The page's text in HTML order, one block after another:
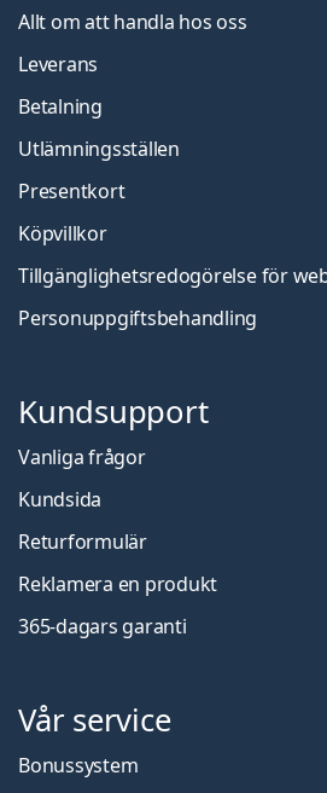
Allt om att handla hos oss
Leverans
Betalning
Utlämningsställen
Presentkort
Köpvillkor
Tillgänglighetsredogörelse för
Personuppgiftsbehandling
Kundsupport
Vanliga frågor
Kundsida
Returformulär
Reklamera en produkt
365-dagars garanti
Vår service
Bonussystem